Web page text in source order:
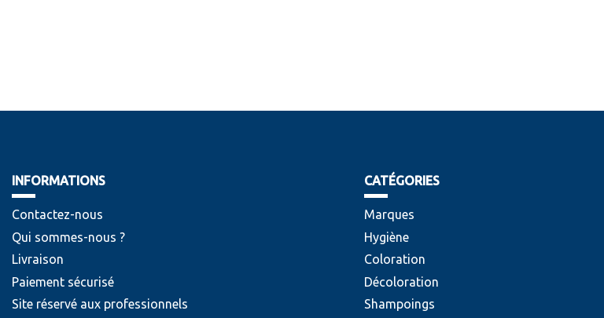
INFORMATIONS
Contactez-nous
Qui sommes-nous ?
Livraison
Paiement sécurisé
Site réservé aux professionnels
CATÉGORIES
Marques
Hygiène
Coloration
Décoloration
Shampoings